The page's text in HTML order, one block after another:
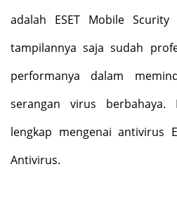
adalah ESET Mobile
tampilannya saja sudah
performanya dalam
serangan virus berbahaya.
lengkap mengenai antivirus
Antivirus.